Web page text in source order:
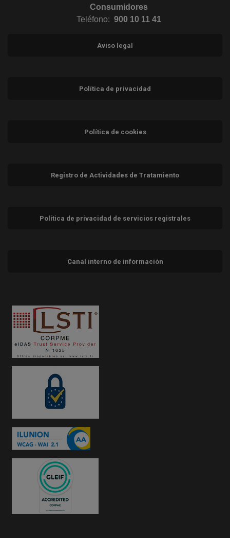
Consumidores
Teléfono: 900 10 11 41
Aviso legal
Política de privacidad
Política de cookies
Registro de Actividades de Tratamiento
Política de privacidad de servicios registrales
Canal interno de información